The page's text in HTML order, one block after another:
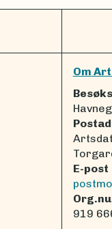
Om
E-post
919